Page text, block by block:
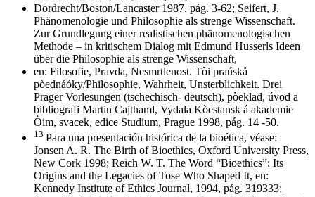
Dordrecht/Boston/Lancaster 1987, pág. 3-62; Seifert, J.
Phänomenologie und Philosophie als strenge Wissenschaft.
Zur Grundlegung einer realistischen phänomenologischen
Methode – in kritischem Dialog mit Edmund Husserls Ideen
über die Philosophie als strenge Wissenschaft,
en: Filosofie, Pravda, Nesmrtlenost. Tòi praúskå
pòednáóky/Philosophie, Wahrheit, Unsterblichkeit. Drei
Prager Vorlesungen (tschechisch- deutsch), pòeklad, úvod a
bibliografi Martin Cajthaml, Vydala Kòestansk á akademie
Òim, svacek, edice Studium, Prague 1998, pág. 14 -50.
13 Para una presentación histórica de la bioética, véase:
Jonsen A. R. The Birth of Bioethics, Oxford University Press,
New Cork 1998; Reich W. T. The Word “Bioethics”: Its
Origins and the Legacies of Tose Who Shaped It, en:
Kennedy Institute of Ethics Journal, 1994, pág. 319333;